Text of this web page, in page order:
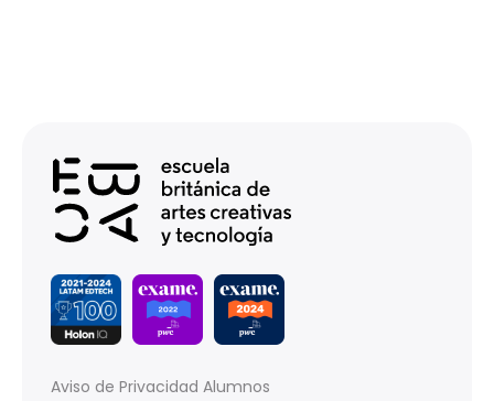
Aviso de Privacidad Alumnos